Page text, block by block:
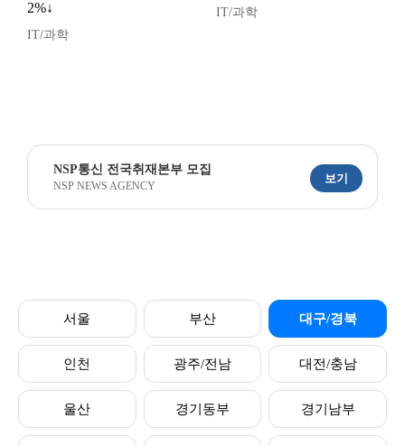
2%↓
IT/과학
IT/과학
NSP통신 전국취재본부 모집
NSP NEWS AGENCY
보기
서울 부산 대구/경북
인천 광주/전남 대전/충남
울산 경기동부 경기남부